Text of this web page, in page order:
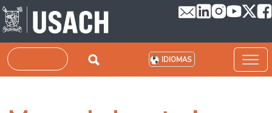
Pasar al contenido principal
Buscar IDIOMAS